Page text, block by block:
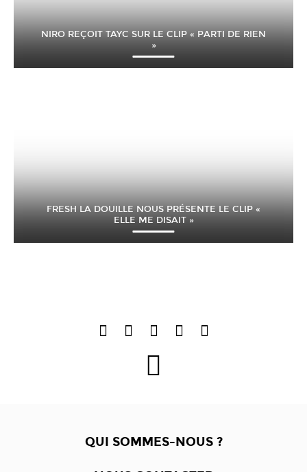
NIRO REÇOIT TAYC SUR LE CLIP « PARTI DE RIEN
»
FRESH LA DOUILLE NOUS PRÉSENTE LE CLIP «
ELLE ME DISAIT »
QUI SOMMES-NOUS ?